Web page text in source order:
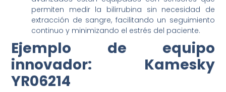
permiten medir la bilirrubina sin necesidad de
extracción de sangre, facilitando un seguimiento
continuo y minimizando el estrés del paciente.
Ejemplo de equipo
innovador: Kamesky
YR06214